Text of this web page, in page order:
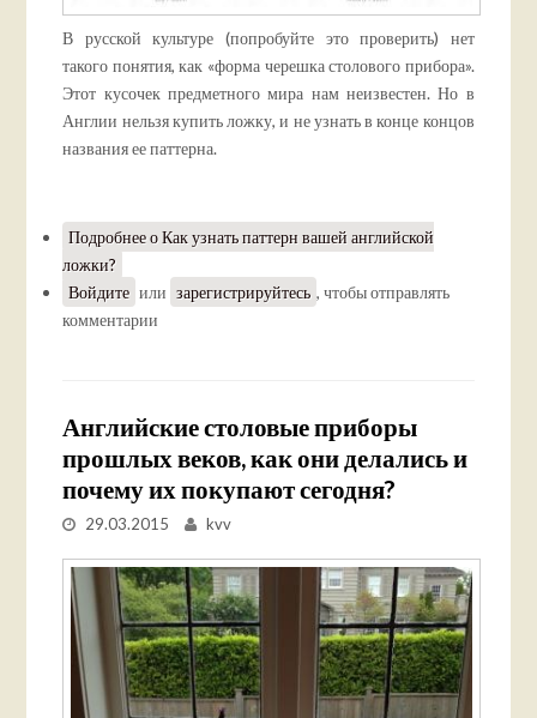
В русской культуре (попробуйте это проверить) нет
такого понятия, как «форма черешка столового прибора».
Этот кусочек предметного мира нам неизвестен. Но в
Англии нельзя купить ложку, и не узнать в конце концов
названия ее паттерна.
Подробнеео Как узнать паттерн вашей английской
ложки?
Войдите или зарегистрируйтесь , чтобы отправлять
комментарии
Английские столовые приборы
прошлых веков, как они делались и
почему их покупают сегодня?
29.03.2015 kvv